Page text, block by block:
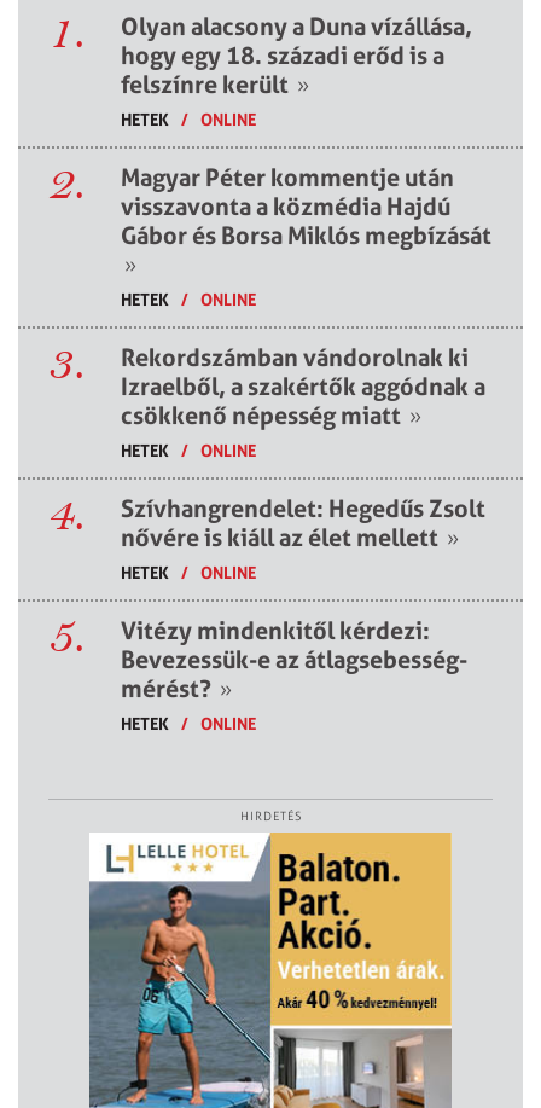
1.
Olyan alacsony a Duna vízállása,
hogy egy 18. századi erőd is a
felszínre került »
HETEK / ONLINE
2.
Magyar Péter kommentje után
visszavonta a közmédia Hajdú
Gábor és Borsa Miklós megbízását
»
HETEK / ONLINE
3.
Rekordszámban vándorolnak ki
Izraelből, a szakértők aggódnak a
csökkenő népesség miatt »
HETEK / ONLINE
4.
Szívhangrendelet: Hegedűs Zsolt
nővére is kiáll az élet mellett »
HETEK / ONLINE
5.
Vitézy mindenkitől kérdezi:
Bevezessük-e az átlagsebesség-
mérést? »
HETEK / ONLINE
HIRDETÉS